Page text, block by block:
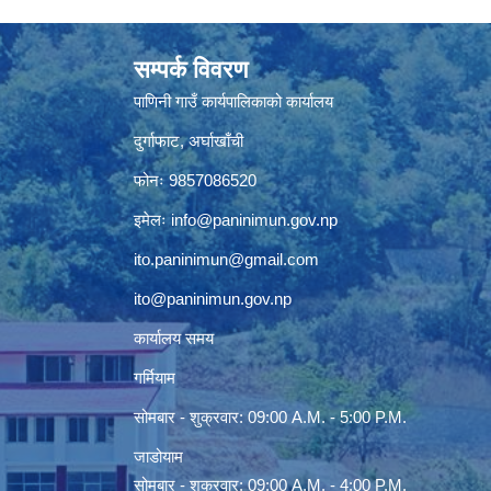
सम्पर्क विवरण
पाणिनी गाउँ कार्यपालिकाको कार्यालय
दुर्गाफाट, अर्घाखाँची
फोनः 9857086520
इमेलःinfo@paninimun.gov.np
ito.paninimun@gmail.com
ito@paninimun.gov.np
कार्यालय समय
गर्मियाम
सोमबार - शुक्रवार: 09:00 A.M. - 5:00 P.M.
जाडोयाम
सोमबार - शुक्रवार: 09:00 A.M. - 4:00 P.M.